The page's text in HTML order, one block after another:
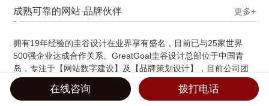
成熟可靠的网站·品牌伙伴 更多+
拥有19年经验的圭谷设计在业界享有盛名，目前已与25家世界
500强企业达成合作关系。GreatGoal圭谷设计总部位于中国青
岛，专注于【网站数字建设】及【品牌策划设计】，目前公司团
队人员经验为5-19年的精英人才，拥有俄罗斯留学硕士及奥美出
身的创意总监等资深经验成员，是一个独立并且保持新鲜的高端
在线咨询 拨打电话